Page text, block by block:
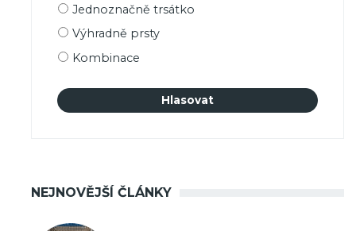
Možnosti
Jednoznačně trsátko
Výhradně prsty
Kombinace
NEJNOVĚJŠÍ ČLÁNKY